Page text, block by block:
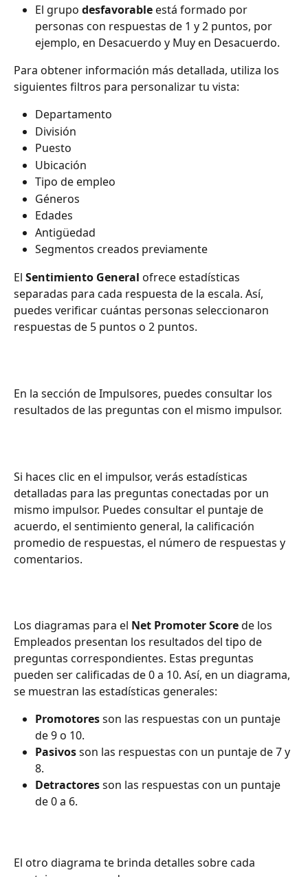
El grupo desfavorable está formado por
personas con respuestas de 1 y 2 puntos, por
ejemplo, en Desacuerdo y Muy en Desacuerdo.
Para obtener información más detallada, utiliza los
siguientes filtros para personalizar tu vista:
Departamento
División
Puesto
Ubicación
Tipo de empleo
Géneros
Edades
Antigüedad
Segmentos creados previamente
El Sentimiento General ofrece estadísticas
separadas para cada respuesta de la escala. Así,
puedes verificar cuántas personas seleccionaron
respuestas de 5 puntos o 2 puntos.
En la sección de Impulsores, puedes consultar los
resultados de las preguntas con el mismo impulsor.
Si haces clic en el impulsor, verás estadísticas
detalladas para las preguntas conectadas por un
mismo impulsor. Puedes consultar el puntaje de
acuerdo, el sentimiento general, la calificación
promedio de respuestas, el número de respuestas y
comentarios.
Los diagramas para el Net Promoter Score de los
Empleados presentan los resultados del tipo de
preguntas correspondientes. Estas preguntas
pueden ser calificadas de 0 a 10. Así, en un diagrama,
se muestran las estadísticas generales:
Promotores son las respuestas con un puntaje
de 9 o 10.
Pasivos son las respuestas con un puntaje de 7 y
8.
Detractores son las respuestas con un puntaje
de 0 a 6.
El otro diagrama te brinda detalles sobre cada